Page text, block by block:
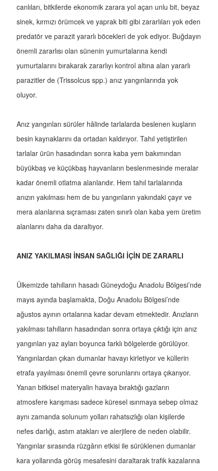
canlıları, bitkilerde ekonomik zarara yol açan unlu bit, beyaz
sinek, kırmızı örümcek ve yaprak biti gibi zararlıları yok eden
predatör ve parazit yararlı böcekleri de yok ediyor. Buğdayın
önemli zararlısı olan sünenin yumurtalarına kendi
yumurtalarını bırakarak zararlıyı kontrol altına alan yararlı
parazitler de (Trissolcus spp.) anız yangınlarında yok
oluyor.
Anız yangınları sürüler hâlinde tarlalarda beslenen kuşların
besin kaynaklarını da ortadan kaldırıyor. Tahıl yetiştirilen
tarlalar ürün hasadından sonra kaba yem bakımından
büyükbaş ve küçükbaş hayvanların beslenmesinde meralar
kadar önemli otlatma alanlarıdır. Hem tahıl tarlalarında
anızın yakılması hem de bu yangınların yakındaki çayır ve
mera alanlarına sıçraması zaten sınırlı olan kaba yem üretim
alanlarını daha da daraltıyor.
ANIZ YAKILMASI İNSAN SAĞLIĞI İÇİN DE ZARARLI
Ülkemizde tahılların hasadı Güneydoğu Anadolu Bölgesi’nde
mayıs ayında başlamakta, Doğu Anadolu Bölgesi’nde
ağustos ayının ortalarına kadar devam etmektedir. Anızların
yakılması tahılların hasadından sonra ortaya çıktığı için anız
yangınları yaz ayları boyunca farklı bölgelerde görülüyor.
Yangınlardan çıkan dumanlar havayı kirletiyor ve küllerin
etrafa yayılması önemli çevre sorunlarını ortaya çıkarıyor.
Yanan bitkisel materyalin havaya bıraktığı gazların
atmosfere karışması sadece küresel ısınmaya sebep olmaz
aynı zamanda solunum yolları rahatsızlığı olan kişilerde
nefes darlığı, astım atakları ve alerjilere de neden olabilir.
Yangınlar sırasında rüzgârın etkisi ile sürüklenen dumanlar
kara yollarında görüş mesafesini daraltarak trafik kazalarına